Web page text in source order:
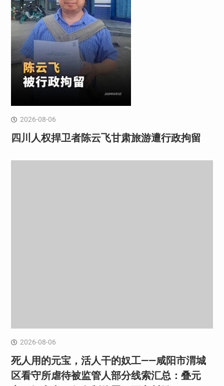
2026-08-06
四川人权捍卫者陈云飞甘肃旅游遭行政拘留
2026-08-06
死人用的元宝，活人干的奴工——咸阳市渭城
区看守所虐待被监管人部分线索汇总：叠元